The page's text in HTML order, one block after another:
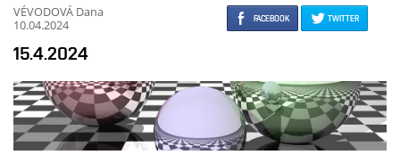
FACEBOOK TWITTER
VÉVODOVÁ Dana
10.04.2024
15.4.2024